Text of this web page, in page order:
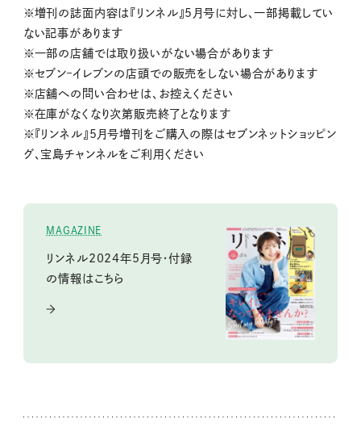
※増刊の誌面内容は『リンネル』5月号に対し、一部掲載してい
ない記事があります
※一部の店舗では取り扱いがない場合があります
※セブン‒イレブンの店頭での販売をしない場合があります
※店舗への問い合わせは、お控えください
※在庫がなくなり次第販売終了となります
※『リンネル』5月号増刊をご購入の際はセブンネットショッピン
グ、宝島チャンネルをご利用ください
MAGAZINE
リンネル2024年5月号・付録
の情報はこちら